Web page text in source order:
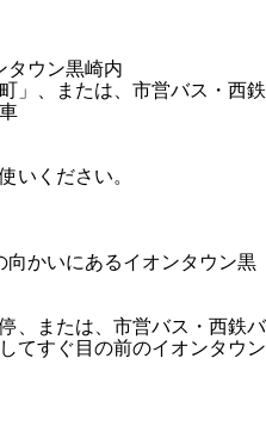
タウン黒崎内
」、または、市営バス・西鉄
いください。
かいにあるイオンタウン黒
、または、市営バス・西鉄バ
てすぐ目の前のイオンタウン